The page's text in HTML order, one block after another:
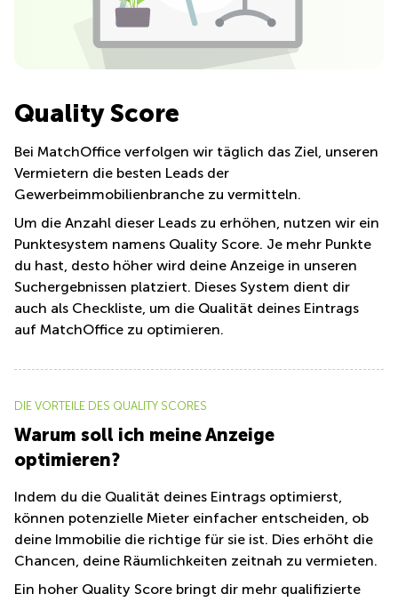
Coworking
Lausanne
Coworking
Genf
Bern
Coworking
Winterthur
Büro
mieten
Zürich
Büro
Zug
Büro
mieten
Bern
mieten
Büro
mieten
Thurgauerstrasse
Gotthardstrasse
Bahnhofstrasse
28 Zug
Gubelstrasse
12 Zug
General-
Guisan-
Strasse
6/8 Zug
8 Zug
Teichgässlein
Aeschengraben
29 Basel
32 Baar
Quality Score
Bei MatchOffice verfolgen wir täglich das Ziel, unseren
Vermietern die besten Leads der
Gewerbeimmobilienbranche zu vermitteln.
Um die Anzahl dieser Leads zu erhöhen, nutzen wir ein
Punktesystem namens Quality Score. Je mehr Punkte
du hast, desto höher wird deine Anzeige in unseren
Suchergebnissen platziert. Dieses System dient dir
auch als Checkliste, um die Qualität deines Eintrags
auf MatchOffice zu optimieren.
DIE VORTEILE DES QUALITY SCORES
Warum soll ich meine Anzeige
optimieren?
Indem du die Qualität deines Eintrags optimierst,
können potenzielle Mieter einfacher entscheiden, ob
deine Immobilie die richtige für sie ist. Dies erhöht die
Chancen, deine Räumlichkeiten zeitnah zu vermieten.
Ein hoher Quality Score bringt dir mehr qualifizierte